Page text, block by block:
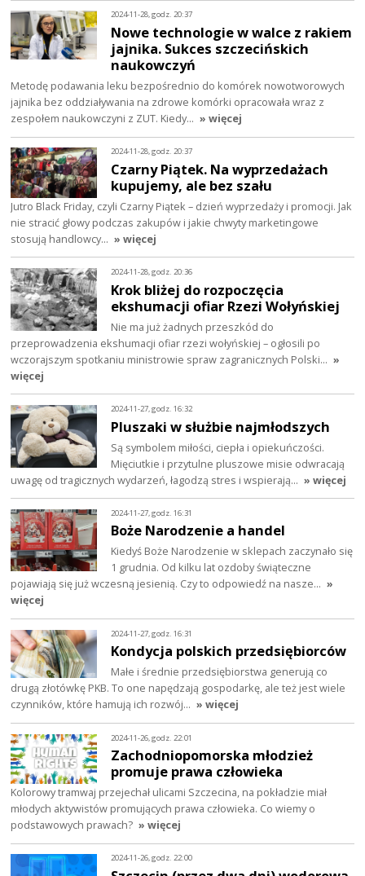
2024-11-28, godz. 20:37
Nowe technologie w walce z rakiem
jajnika. Sukces szczecińskich
naukowczyń
Metodę podawania leku bezpośrednio do komórek nowotworowych
jajnika bez oddziaływania na zdrowe komórki opracowała wraz z
zespołem naukowczyni z ZUT. Kiedy… » więcej
2024-11-28, godz. 20:37
Czarny Piątek. Na wyprzedażach
kupujemy, ale bez szału
Jutro Black Friday, czyli Czarny Piątek – dzień wyprzedaży i promocji. Jak
nie stracić głowy podczas zakupów i jakie chwyty marketingowe
stosują handlowcy… » więcej
2024-11-28, godz. 20:36
Krok bliżej do rozpoczęcia
ekshumacji ofiar Rzezi Wołyńskiej
Nie ma już żadnych przeszkód do
przeprowadzenia ekshumacji ofiar rzezi wołyńskiej – ogłosili po
wczorajszym spotkaniu ministrowie spraw zagranicznych Polski… »
więcej
2024-11-27, godz. 16:32
Pluszaki w służbie najmłodszych
Są symbolem miłości, ciepła i opiekuńczości.
Mięciutkie i przytulne pluszowe misie odwracają
uwagę od tragicznych wydarzeń, łagodzą stres i wspierają… » więcej
2024-11-27, godz. 16:31
Boże Narodzenie a handel
Kiedyś Boże Narodzenie w sklepach zaczynało się
1 grudnia. Od kilku lat ozdoby świąteczne
pojawiają się już wczesną jesienią. Czy to odpowiedź na nasze… »
więcej
2024-11-27, godz. 16:31
Kondycja polskich przedsiębiorców
Małe i średnie przedsiębiorstwa generują co
drugą złotówkę PKB. To one napędzają gospodarkę, ale też jest wiele
czynników, które hamują ich rozwój… » więcej
2024-11-26, godz. 22:01
Zachodniopomorska młodzież
promuje prawa człowieka
Kolorowy tramwaj przejechał ulicami Szczecina, na pokładzie miał
młodych aktywistów promujących prawa człowieka. Co wiemy o
podstawowych prawach? » więcej
2024-11-26, godz. 22:00